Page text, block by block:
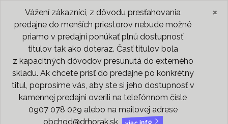
Vážení zákazníci, z dôvodu presťahovania
predajne do menších priestorov nebude možné
priamo v predajni ponúkať plnú dostupnosť
titulov tak ako doteraz. Časť titulov bola
z kapacitných dôvodov presunutá do externého
skladu. Ak chcete prísť do predajne po konkrétny
titul, poprosíme vás, aby ste si jeho dostupnosť v
kamennej predajni overili na telefónnom čísle
0907 078 029 alebo na mailovej adrese
obchod@drhorak.sk
×